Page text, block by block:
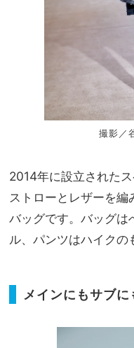
撮影／
2014年に設立された
ストローとレザーを編
バッグです。バッグは
ル、パンツはハイクの
メインにもサブ